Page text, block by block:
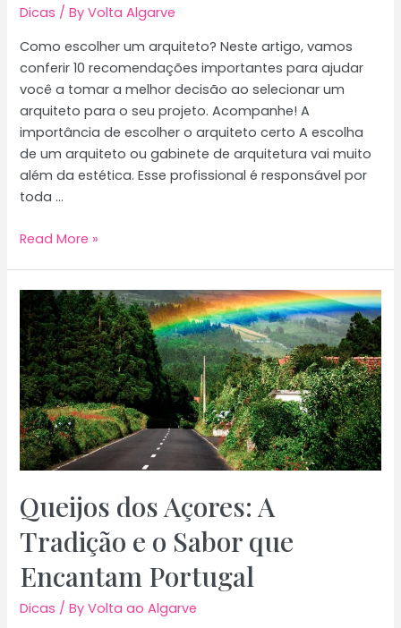
Dicas / ByVolta Algarve
Como escolher um arquiteto? Neste artigo, vamos
conferir 10 recomendações importantes para ajudar
você a tomar a melhor decisão ao selecionar um
arquiteto para o seu projeto. Acompanhe! A
importância de escolher o arquiteto certo A escolha
de um arquiteto ou gabinete de arquitetura vai muito
além da estética. Esse profissional é responsável por
toda …
Como
arquiteto?
Confira
10
recomendações!
Read More »
Queijos dos Açores: A
Tradição e o Sabor que
Encantam Portugal
Dicas / ByVolta ao Algarve